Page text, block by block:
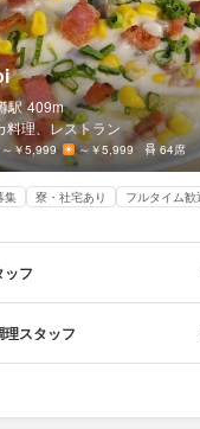
駅 409m
料理、レストラン
～￥5,999 ～￥5,999 64席
集 寮・社宅あり フルタイム歓
ッフ
スタッフ